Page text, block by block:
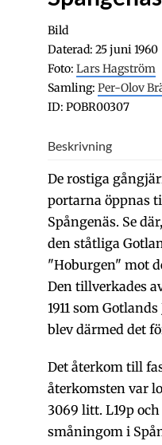
Bild
Daterad: 25 juni 1960
Foto: Lars Hagström
Samling: Per-Olov
ID: POBR00307
Beskrivning
De rostiga
portarna öppnas
Spångenäs. Se
den ståtliga
"Hoburgen" mot
Den tillverkades
1911 som
blev därmed det
Det återkom till
återkomsten var
3069 litt. L19p
småningom i